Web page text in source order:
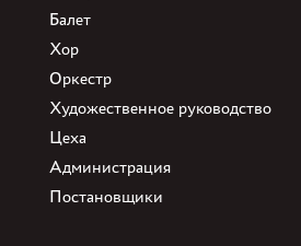
Балет
Хор
Оркестр
Художественное руководство
Цеха
Администрация
Постановщики